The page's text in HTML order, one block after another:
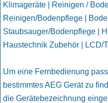
Klimageräte | Reinigen /
Reinigen/Bodenpflege |
Staubsauger/Bodenpflege |
Haustechnik Zubehör | LCD/
Um eine Fernbedienung
bestimmtes AEG Gerät zu
die Gerätebezeichnung